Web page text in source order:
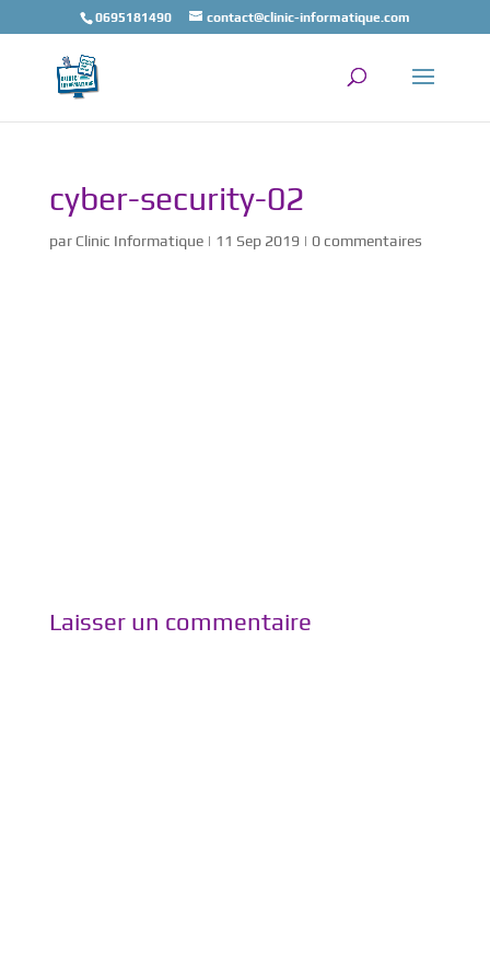
0695181490 contact@clinic-informatique.com
cyber-security-02
par Clinic Informatique| 11 Sep 2019 | 0 commentaires
Laisser un commentaire